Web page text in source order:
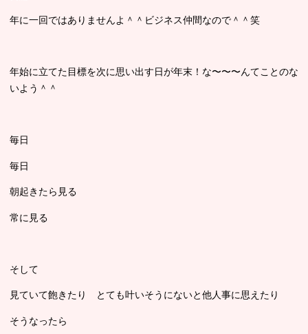
年に一回ではありませんよ＾＾ビジネス仲間なので＾＾笑
年始に立てた目標を次に思い出す日が年末！な〜〜〜んてことのな
いよう＾＾
毎日
毎日
朝起きたら見る
常に見る
そして
見ていて飽きたり とても叶いそうにないと他人事に思えたり
そうなったら